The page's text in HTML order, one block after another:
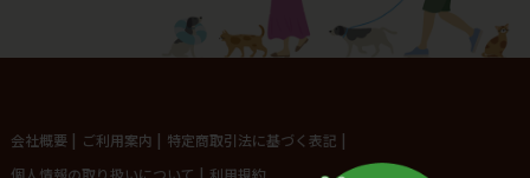
会社概要 | ご利用案内 | 特定商取引法に基づく表記 |
個人情報の取り扱いについて | 利用規約